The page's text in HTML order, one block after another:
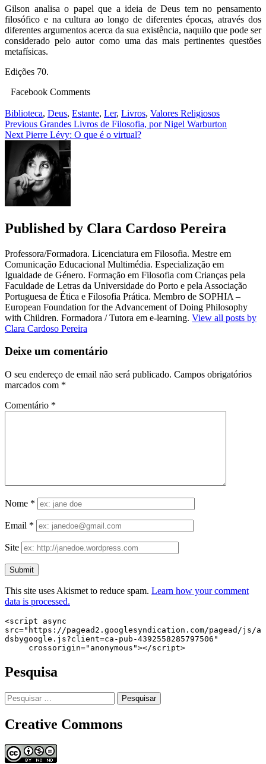
Gilson analisa o papel que a ideia de Deus tem no pensamento
filosófico e na cultura ao longo de diferentes épocas, através dos
diferentes argumentos acerca da sua existência, naquilo que pode ser
considerado pelo autor como uma das mais pertinentes questões
metafísicas.
Edições 70.
Facebook Comments
Biblioteca, Deus, Estante, Ler, Livros, Valores Religiosos
Navegação
de
artigos
Previous Grandes Livros de Filosofia, por Nigel Warburton
Next Pierre Lévy: O que é o virtual?
Published by Clara Cardoso Pereira
Professora/Formadora. Licenciatura em Filosofia. Mestre em
Comunicação Educacional Multimédia. Especialização em
Igualdade de Género. Formação em Filosofia com Crianças pela
Faculdade de Letras da Universidade do Porto e pela Associação
Portuguesa de Ética e Filosofia Prática. Membro de SOPHIA –
European Foundation for the Advancement of Doing Philosophy
with Children. Formadora / Tutora em e-learning. View all posts by
Clara Cardoso Pereira
Deixe um comentário
O seu endereço de email não será publicado. Campos obrigatórios
marcados com *
Comentário *
Nome *
Email *
Site
This site uses Akismet to reduce spam. Learn how your comment
data is processed.
<script async
src="https://pagead2.googlesyndication.com/pagead/js/a
dsbygoogle.js?client=ca-pub-4392558285797506"
     crossorigin="anonymous"></script>
Pesquisa
Pesquisar
por:
Creative Commons